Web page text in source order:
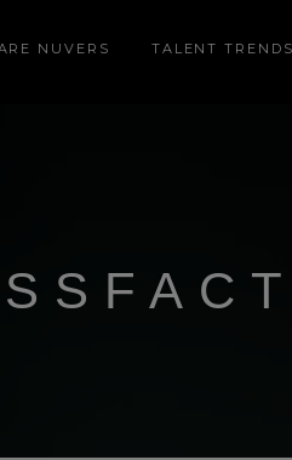
NUVERS TALENT TRENDS